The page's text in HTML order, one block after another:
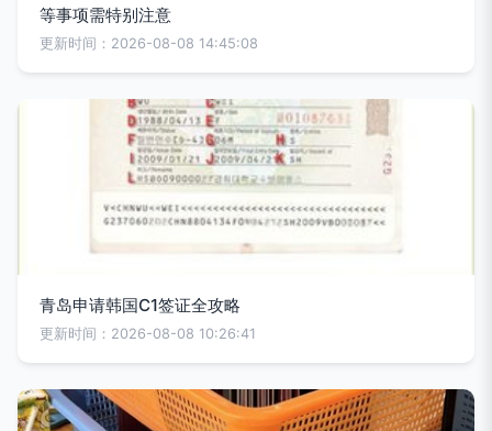
等事项需特别注意
更新时间：2026-08-08 14:45:08
青岛申请韩国C1签证全攻略
更新时间：2026-08-08 10:26:41